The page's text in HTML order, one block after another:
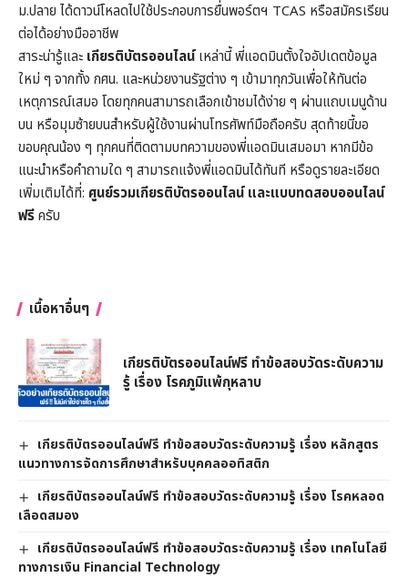
ม.ปลาย ได้ดาวน์โหลดไปใช้ประกอบการยื่นพอร์ตฯ TCAS หรือสมัครเรียน
ต่อได้อย่างมืออาชีพ
สาระน่ารู้และ เกียรติบัตรออนไลน์เหล่านี้ พี่แอดมินตั้งใจอัปเดตข้อมูล
ใหม่ ๆ จากทั้ง กศน. และหน่วยงานรัฐต่าง ๆ เข้ามาทุกวันเพื่อให้ทันต่อ
เหตุการณ์เสมอ โดยทุกคนสามารถเลือกเข้าชมได้ง่าย ๆ ผ่านแถบเมนูด้าน
บน หรือมุมซ้ายบนสำหรับผู้ใช้งานผ่านโทรศัพท์มือถือครับ สุดท้ายนี้ขอ
ขอบคุณน้อง ๆ ทุกคนที่ติดตามบทความของพี่แอดมินเสมอมา หากมีข้อ
แนะนำหรือคำถามใด ๆ สามารถแจ้งพี่แอดมินได้ทันที หรือดูรายละเอียด
เพิ่มเติมได้ที่: ศูนย์รวมเกียรติบัตรออนไลน์ และแบบทดสอบออนไลน์
ฟรีครับ
เนื้อหาอื่นๆ
เกียรติบัตรออนไลน์ฟรี ทำข้อสอบวัดระดับความ
รู้ เรื่อง โรคภูมิแพ้กุหลาบ
เกียรติบัตรออนไลน์ฟรี ทำข้อสอบวัดระดับความรู้ เรื่อง หลักสูตร
แนวทางการจัดการศึกษาสำหรับบุคคลออทิสติก
เกียรติบัตรออนไลน์ฟรี ทำข้อสอบวัดระดับความรู้ เรื่อง โรคหลอด
เลือดสมอง
เกียรติบัตรออนไลน์ฟรี ทำข้อสอบวัดระดับความรู้ เรื่อง เทคโนโลยี
ทางการเงิน Financial Technology